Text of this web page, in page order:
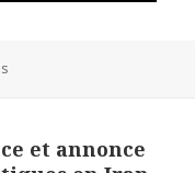
et annonce